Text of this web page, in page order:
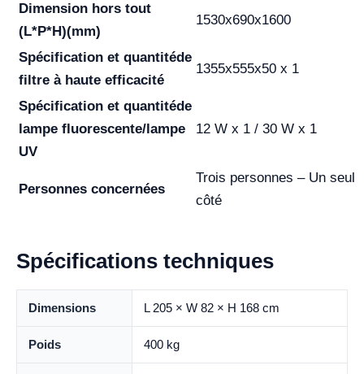
Dimension hors tout
(L*P*H)(mm)
1530x690x1600
Spécification et quantitéde
filtre à haute efficacité
1355x555x50 x 1
Spécification et quantitéde
lampe fluorescente/lampe
UV
12 W x 1 / 30 W x 1
Personnes concernées
Trois personnes – Un seul
côté
Spécifications techniques
Dimensions L 205 × W 82 × H 168 cm
Poids 400 kg